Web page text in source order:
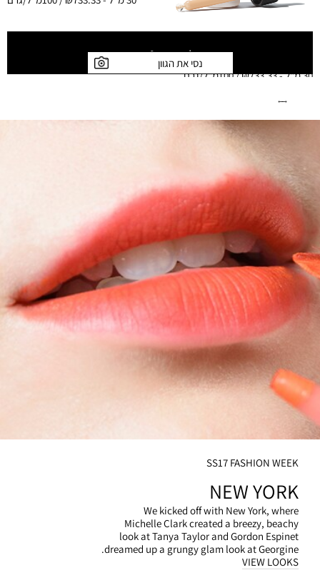
30 מ"ל -₪733.33 / 100מ"ל/גרם
לצפייה ב-8גוונים
נסי את הגוון
SS17 FASHION WEEK
NEW YORK
We kicked off with New York, where
Michelle Clark created a breezy, beachy
look at Tanya Taylor and Gordon Espinet
dreamed up a grungy glam look at Georgine.
VIEW LOOKS